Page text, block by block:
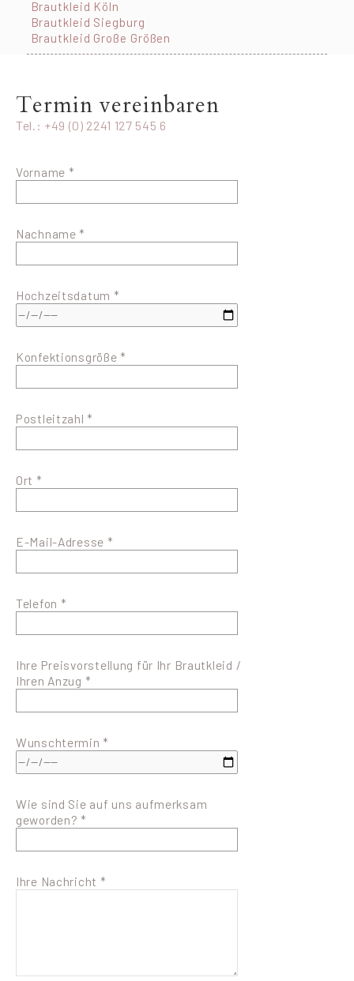
Brautkleid Köln
Brautkleid Siegburg
Brautkleid Große Größen
Termin vereinbaren
Tel.: +49 (0) 2241 127 545 6
Vorname *
Nachname *
Hochzeitsdatum *
Konfektionsgröße *
Postleitzahl *
Ort *
E-Mail-Adresse *
Telefon *
Ihre Preisvorstellung für Ihr Brautkleid /
Ihren Anzug *
Wunschtermin *
Wie sind Sie auf uns aufmerksam
geworden? *
Ihre Nachricht *